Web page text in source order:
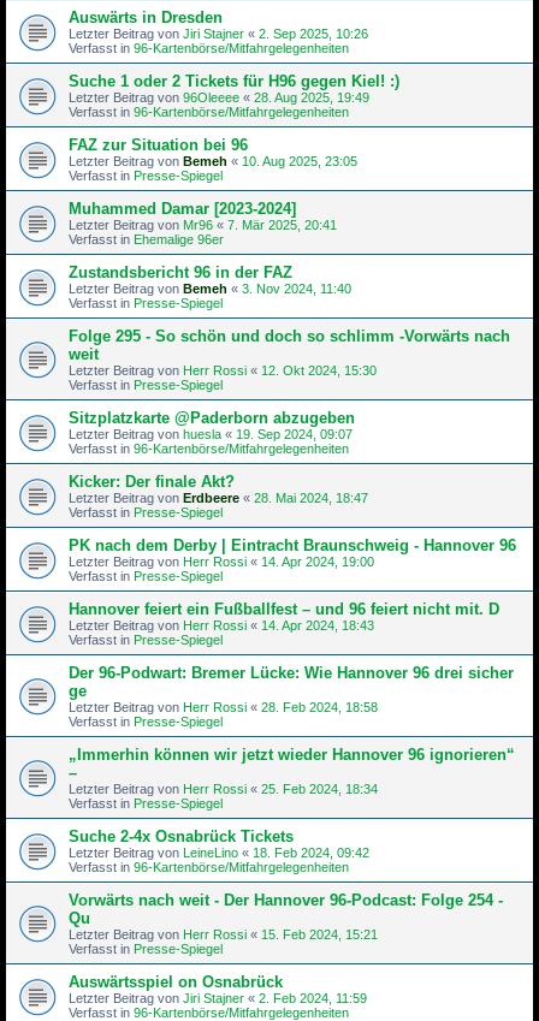
Auswärts in Dresden
Letzter Beitrag von Jiri Stajner « 2. Sep 2025, 10:26
Verfasst in 96-Kartenbörse/Mitfahrgelegenheiten
Suche 1 oder 2 Tickets für H96 gegen Kiel! :)
Letzter Beitrag von 96Oleeee « 28. Aug 2025, 19:49
Verfasst in 96-Kartenbörse/Mitfahrgelegenheiten
FAZ zur Situation bei 96
Letzter Beitrag von Bemeh « 10. Aug 2025, 23:05
Verfasst in Presse-Spiegel
Muhammed Damar [2023-2024]
Letzter Beitrag von Mr96 « 7. Mär 2025, 20:41
Verfasst in Ehemalige 96er
Zustandsbericht 96 in der FAZ
Letzter Beitrag von Bemeh « 3. Nov 2024, 11:40
Verfasst in Presse-Spiegel
Folge 295 - So schön und doch so schlimm -Vorwärts nach
weit
Letzter Beitrag von Herr Rossi « 12. Okt 2024, 15:30
Verfasst in Presse-Spiegel
Sitzplatzkarte @Paderborn abzugeben
Letzter Beitrag von huesla « 19. Sep 2024, 09:07
Verfasst in 96-Kartenbörse/Mitfahrgelegenheiten
Kicker: Der finale Akt?
Letzter Beitrag von Erdbeere « 28. Mai 2024, 18:47
Verfasst in Presse-Spiegel
PK nach dem Derby | Eintracht Braunschweig - Hannover 96
Letzter Beitrag von Herr Rossi « 14. Apr 2024, 19:00
Verfasst in Presse-Spiegel
Hannover feiert ein Fußballfest – und 96 feiert nicht mit. D
Letzter Beitrag von Herr Rossi « 14. Apr 2024, 18:43
Verfasst in Presse-Spiegel
Der 96-Podwart: Bremer Lücke: Wie Hannover 96 drei sicher
ge
Letzter Beitrag von Herr Rossi « 28. Feb 2024, 18:58
Verfasst in Presse-Spiegel
„Immerhin können wir jetzt wieder Hannover 96 ignorieren“
–
Letzter Beitrag von Herr Rossi « 25. Feb 2024, 18:34
Verfasst in Presse-Spiegel
Suche 2-4x Osnabrück Tickets
Letzter Beitrag von LeineLino « 18. Feb 2024, 09:42
Verfasst in 96-Kartenbörse/Mitfahrgelegenheiten
Vorwärts nach weit - Der Hannover 96-Podcast: Folge 254 -
Qu
Letzter Beitrag von Herr Rossi « 15. Feb 2024, 15:21
Verfasst in Presse-Spiegel
Auswärtsspiel on Osnabrück
Letzter Beitrag von Jiri Stajner « 2. Feb 2024, 11:59
Verfasst in 96-Kartenbörse/Mitfahrgelegenheiten